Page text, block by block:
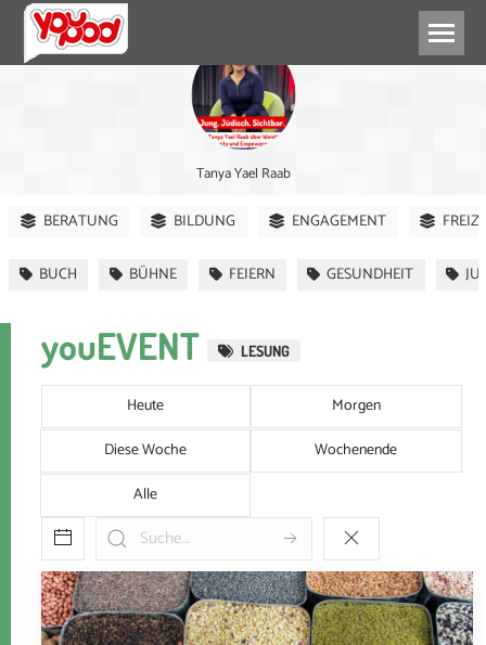
Tanya Yael Raab
BERATUNG BILDUNG ENGAGEMENT
BUCH BÜHNE FEIERN GESUNDHEIT
youEVENT LESUNG
Heute
Morgen
Diese Woche
Wochenende
Alle